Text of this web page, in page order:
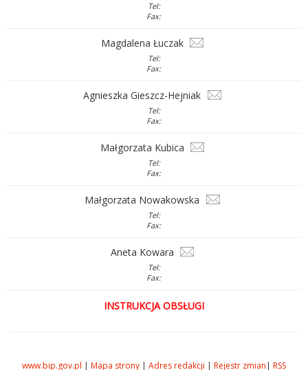
Tel:
Fax:
Magdalena Łuczak
Tel:
Fax:
Agnieszka Gieszcz-Hejniak
Tel:
Fax:
Małgorzata Kubica
Tel:
Fax:
Małgorzata Nowakowska
Tel:
Fax:
Aneta Kowara
Tel:
Fax:
INSTRUKCJA OBSŁUGI
www.bip.gov.pl | Mapa strony | Adres redakcji | Rejestr zmian | RSS